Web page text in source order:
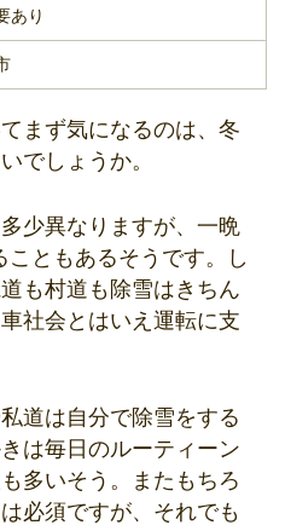
あり
まず気になるのは、冬
でしょうか。
少異なりますが、一晩
ともあるそうです。し
も村道も除雪はきちん
社会とはいえ運転に支
道は自分で除雪をする
は毎日のルーティーン
多いそう。またもちろ
必須ですが、それでも